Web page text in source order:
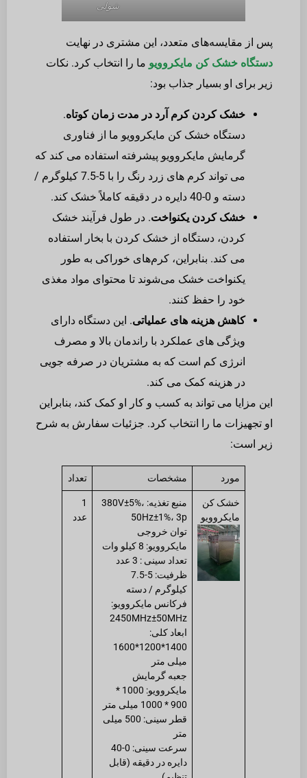
شولی
پس از مقایسه‌های متعدد، این مشتری در نهایت
دستگاه خشک کن مایکروویو ما را انتخاب کرد. نکات
زیر برای او بسیار جذاب بود:
خشک کردن کرم آرد در مدت زمان کوتاه.
دستگاه خشک کن مایکروویو ما از فناوری
گرمایش مایکروویو پیشرفته استفاده می کند که
می تواند کرم های زرد رنگ را با 5-7.5 کیلوگرم /
دسته و 0-40 دایره در دقیقه کاملاً خشک کند.
خشک کردن یکنواخت. در طول فرآیند خشک
کردن، دستگاه از خشک کردن با بخار استفاده
می کند. بنابراین، کرم‌های خوراکی به طور
یکنواخت خشک می‌شوند تا محتوای مواد مغذی
خود را حفظ کنند.
کاهش هزینه های عملیاتی. این دستگاه دارای
ویژگی های عملکرد با راندمان بالا و مصرف
انرژی کم است که به مشتریان در صرفه جویی
در هزینه کمک می کند.
این مزایا می تواند به کسب و کار او کمک کند، بنابراین
او تجهیزات ما را انتخاب کرد. جزئیات سفارش به شرح
زیر است:
مورد مشخصات تعداد
خشک کن
مایکروویو
منبع تغذیه: 380V±5%،
50Hz±1%، 3p
توان خروجی
مایکروویو: 8 کیلو وات
تعداد سینی : 3 عدد
ظرفیت: 5-7.5
کیلوگرم / دسته
فرکانس مایکروویو:
2450MHz±50MHz
ابعاد کلی:
1400*1200*1600
میلی متر
جعبه گرمایش
مایکروویو: 1000 *
900 * 1000 میلی متر
قطر سینی: 500 میلی
متر
سرعت سینی: 0-40
دایره در دقیقه (قابل
1
عدد